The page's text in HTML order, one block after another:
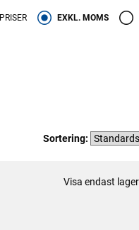
PRISER EXKL. MOMS
Sortering:
Visa endast